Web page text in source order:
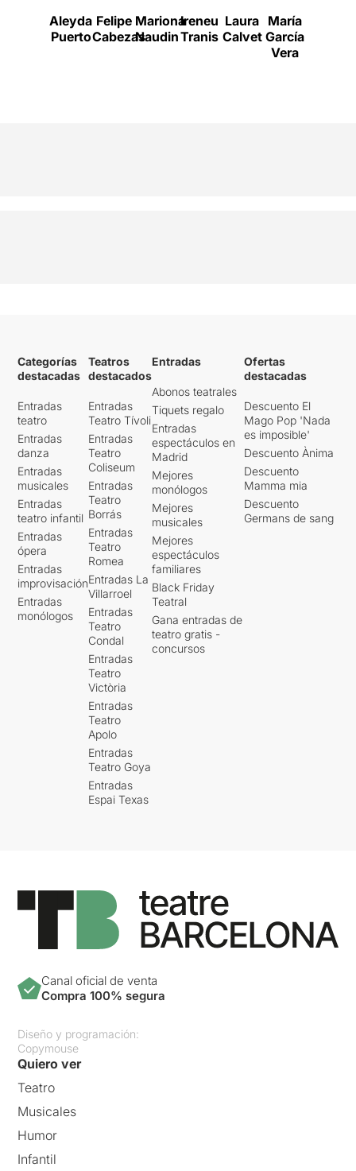
Aleyda
Puerto
Felipe
Cabezas
Mariona
Naudin
Ireneu
Tranis
Laura
Calvet
María
García
Vera
Categorías
destacadas
Entradas
teatro
Entradas
danza
Entradas
musicales
Entradas
teatro infantil
Entradas
ópera
Entradas
improvisación
Entradas
monólogos
Teatros
destacados
Entradas
Teatro Tívoli
Entradas
Teatro
Coliseum
Entradas
Teatro
Borrás
Entradas
Teatro
Romea
Entradas La
Villarroel
Entradas
Teatro
Condal
Entradas
Teatro
Victòria
Entradas
Teatro
Apolo
Entradas
Teatro Goya
Entradas
Espai Texas
Entradas
Abonos teatrales
Tiquets regalo
Entradas
espectáculos en
Madrid
Mejores
monólogos
Mejores
musicales
Mejores
espectáculos
familiares
Black Friday
Teatral
Gana entradas de
teatro gratis -
concursos
Ofertas
destacadas
Descuento El
Mago Pop 'Nada
es imposible'
Descuento Ànima
Descuento
Mamma mia
Descuento
Germans de sang
Canal oficial de venta
Compra 100% segura
Diseño y programación:
Copymouse
Quiero ver
Teatro
Musicales
Humor
Infantil